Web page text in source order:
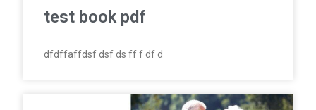
test book pdf
dfdffaffdsf dsf ds ff f df d